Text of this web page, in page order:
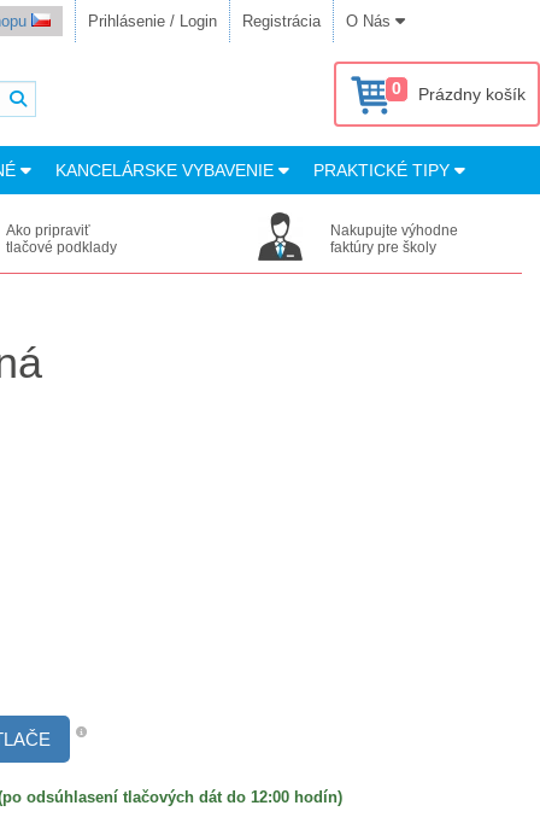
Prihlásenie / Login Registrácia O Nás
0 Prázdny košík
KANCELÁRSKE VYBAVENIE PRAKTICKÉ TIPY
Ako pripraviť
tlačové podklady
Nakupujte výhodne
faktúry pre školy
odsúhlasení tlačových dát do 12:00 hodín)